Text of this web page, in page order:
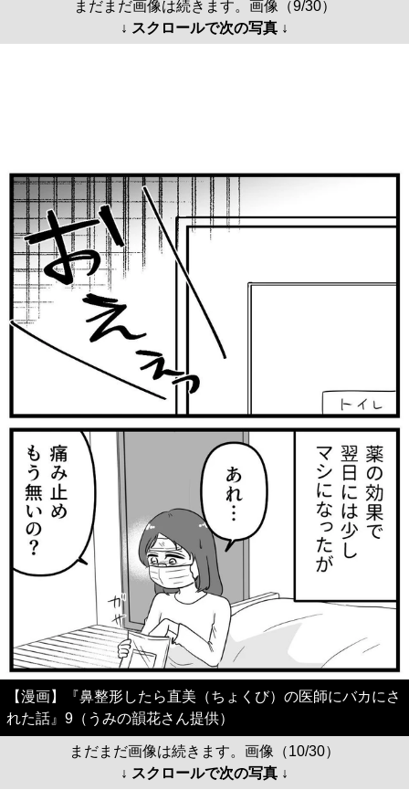
まだまだ画像は続きます。画像（9/30）
↓ スクロールで次の写真 ↓
【漫画】『鼻整形したら直美（ちょくび）の医師にバカにさ
れた話』9（うみの韻花さん提供）
まだまだ画像は続きます。画像（10/30）
↓ スクロールで次の写真 ↓